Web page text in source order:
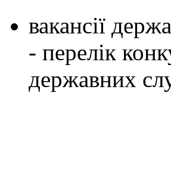
вакансії
- перелік
державних